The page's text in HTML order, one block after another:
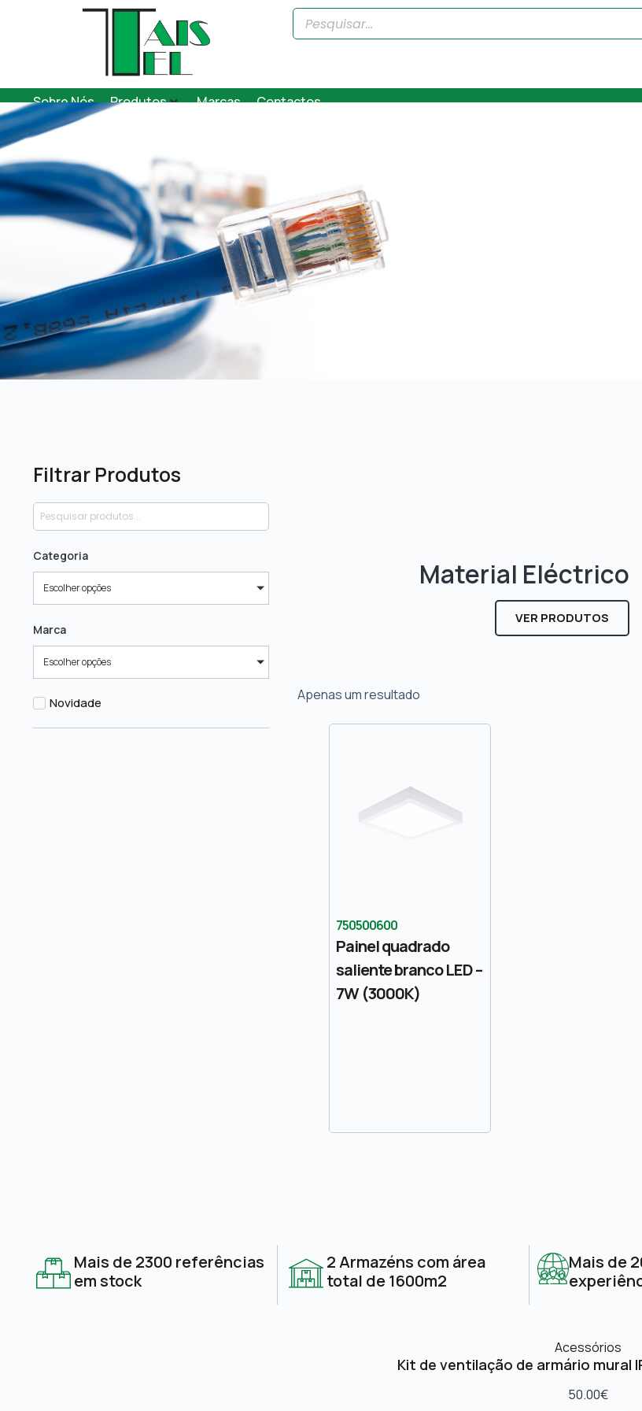
Sobre Nós Produtos Marcas Contactos
Filtrar Produtos
Categoria
Escolher opções
Marca
Escolher opções
Novidade
Material Eléctrico
VER PRODUTOS
Apenas um resultado
750500600
Painel quadrado
saliente branco LED –
7W (3000K)
Mais de 2300 referências
em stock
2 Armazéns com área
total de 1600m2
Mais de
Acessórios
Kit de ventilação de armário mural
50.00€